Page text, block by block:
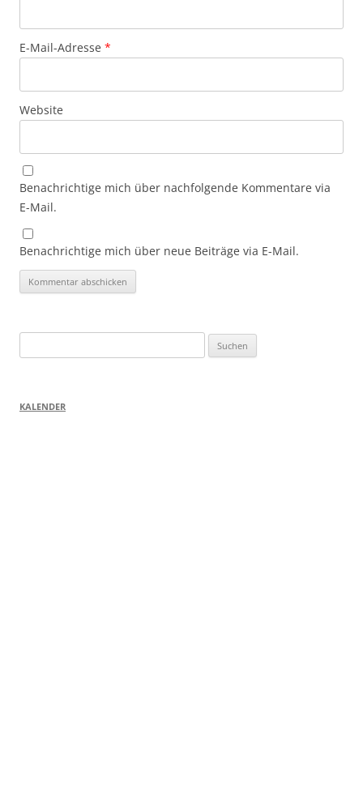
E-Mail-Adresse *
Website
Benachrichtige mich über nachfolgende Kommentare via
E-Mail.
Benachrichtige mich über neue Beiträge via E-Mail.
nach:
KALENDER